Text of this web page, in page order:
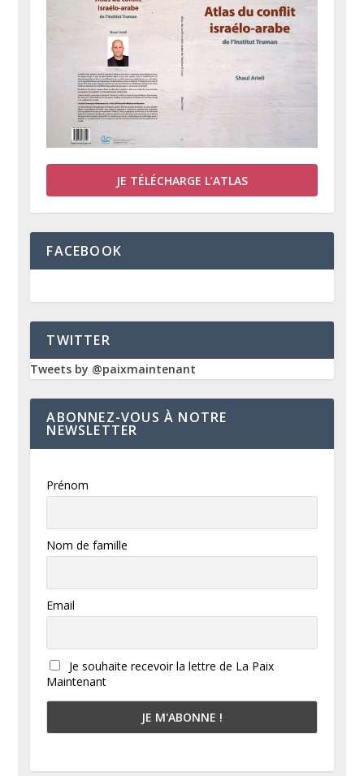
JE TÉLÉCHARGE L’ATLAS
FACEBOOK
TWITTER
Tweets by @paixmaintenant
ABONNEZ-VOUS À NOTRE
NEWSLETTER
Prénom
Nom de famille
Email
Je souhaite recevoir la lettre de La Paix
Maintenant